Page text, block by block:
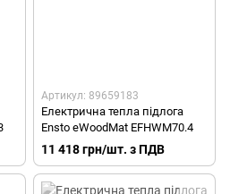
Артикул: 89659183
Електрична тепла підлога
Ensto eWoodMat EFHWM70.4
11 418 грн/шт. з ПДВ